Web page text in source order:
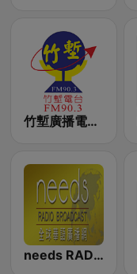
竹塹廣播電台FM90.3
needs RADIO全球華語廣播網